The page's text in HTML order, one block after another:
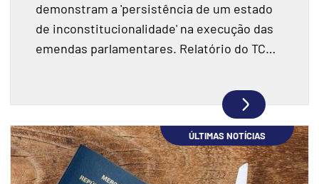
demonstram a 'persistência de um estado
de inconstitucionalidade' na execução das
emendas parlamentares. Relatório do TCU
ÚLTIMAS NOTÍCIAS